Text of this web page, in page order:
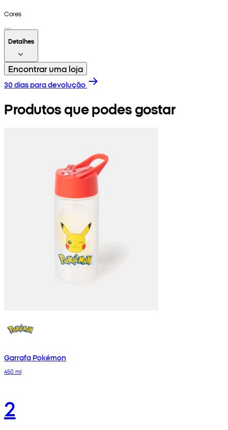
Cores
Detalhes
Encontrar uma loja
30 dias para devolução
Produtos que podes gostar
Garrafa Pokémon
450 ml
2